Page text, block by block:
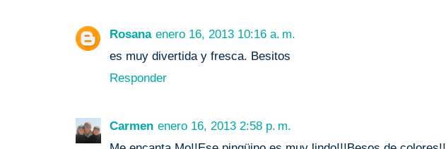
Rosana enero 16, 2013 10:16 a. m.
es muy divertida y fresca. Besitos
Responder
Carmen enero 16, 2013 2:58 p. m.